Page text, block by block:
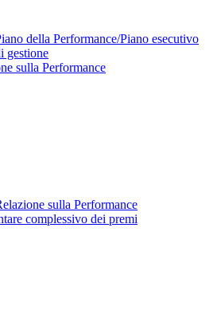
della Performance/Piano esecutivo
gestione
sulla Performance
sulla Performance
complessivo dei premi